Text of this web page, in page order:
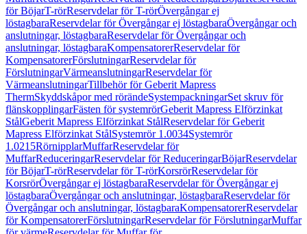
för BöjarT-rörReservdelar för T-rörÖvergångar ej
löstagbaraReservdelar för Övergångar ej löstagbaraÖvergångar och
anslutningar, löstagbaraReservdelar för Övergångar och
anslutningar, löstagbaraKompensatorerReservdelar för
KompensatorerFörslutningarReservdelar för
FörslutningarVärmeanslutningarReservdelar för
VärmeanslutningarTillbehör för Geberit Mapress
ThermSkyddskåpor med rörändeSystempackningarSet skruv för
flänskopplingarFästen för systemrörGeberit Mapress Elförzinkat
StålGeberit Mapress Elförzinkat StålReservdelar för Geberit
Mapress Elförzinkat StålSystemrör 1.0034Systemrör
1.0215RörnipplarMuffarReservdelar för
MuffarReduceringarReservdelar för ReduceringarBöjarReservdelar
för BöjarT-rörReservdelar för T-rörKorsrörReservdelar för
KorsrörÖvergångar ej löstagbaraReservdelar för Övergångar ej
löstagbaraÖvergångar och anslutningar, löstagbaraReservdelar för
Övergångar och anslutningar, löstagbaraKompensatorerReservdelar
för KompensatorerFörslutningarReservdelar för FörslutningarMuffar